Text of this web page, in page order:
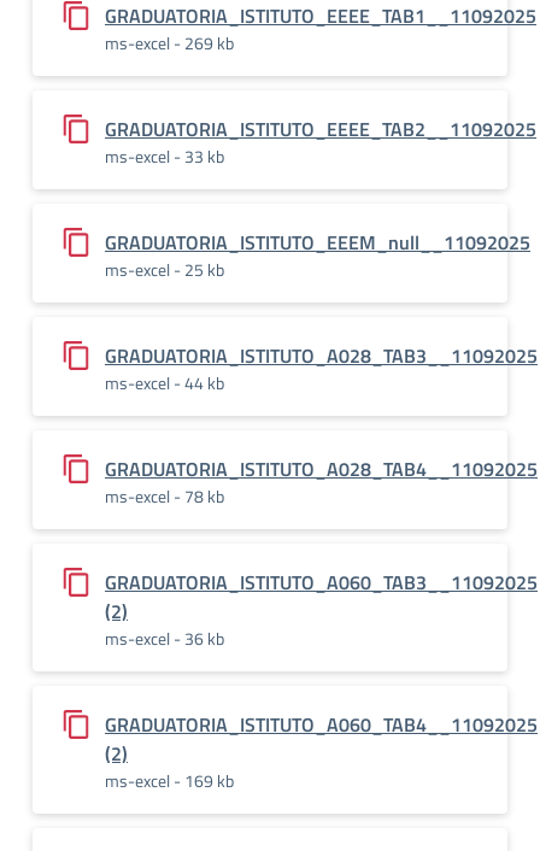
GRADUATORIA_ISTITUTO_EEEE_TAB1__11092025
ms-excel - 269 kb
GRADUATORIA_ISTITUTO_EEEE_TAB2__11092025
ms-excel - 33 kb
GRADUATORIA_ISTITUTO_EEEM_null__11092025
ms-excel - 25 kb
GRADUATORIA_ISTITUTO_A028_TAB3__11092025
ms-excel - 44 kb
GRADUATORIA_ISTITUTO_A028_TAB4__11092025
ms-excel - 78 kb
GRADUATORIA_ISTITUTO_A060_TAB3__11092025
(2)
ms-excel - 36 kb
GRADUATORIA_ISTITUTO_A060_TAB4__11092025
(2)
ms-excel - 169 kb